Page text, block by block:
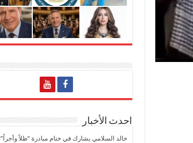
احدث الأخبار
خالد السلامي يشارك في ختام مبادرة “ظلاً وأجراً”